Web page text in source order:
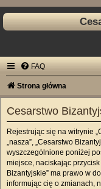
FAQ
Strona główna
Cesarstwo
Rejestrując się na witrynie
„nasza”, „Cesarstwo
wyszczególnione poniżej
miejsce, naciskając
Bizantyjskie” ma prawo w
informując cię o zmianach,